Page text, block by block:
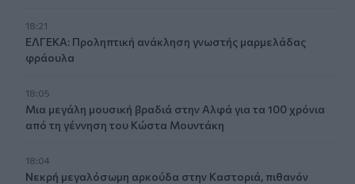
18:21
ΕΛΓΕΚΑ: Προληπτική ανάκληση γνωστής μαρμελάδας
φράουλα
18:05
Μια μεγάλη μουσική βραδιά στην Αλφά για τα 100 χρόνια
από τη γέννηση του Κώστα Μουντάκη
18:04
Νεκρή μεγαλόσωμη αρκούδα στην Καστοριά, πιθανόν